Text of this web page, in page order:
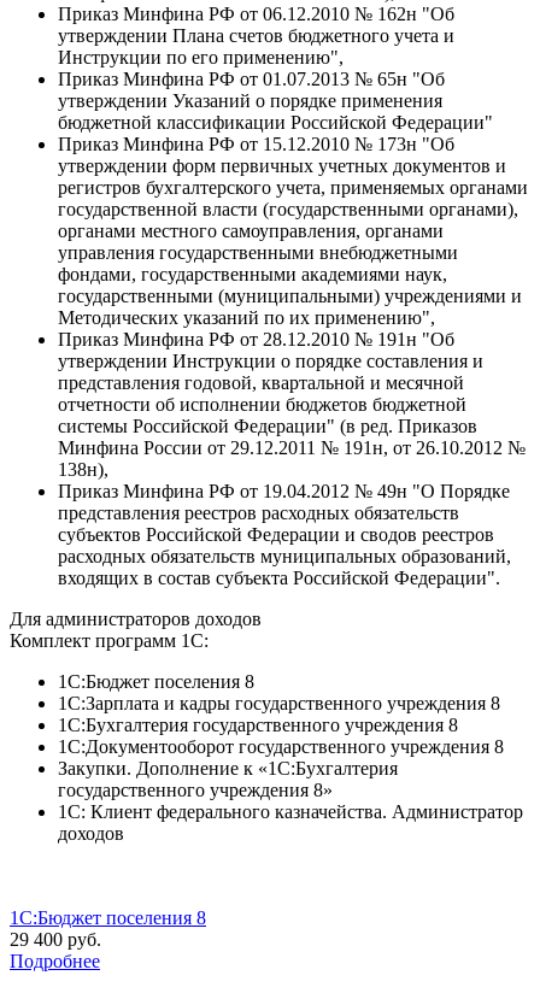
Приказ Минфина РФ от 06.12.2010 № 162н "Об
утверждении Плана счетов бюджетного учета и
Инструкции по его применению",
Приказ Минфина РФ от 01.07.2013 № 65н "Об
утверждении Указаний о порядке применения
бюджетной классификации Российской Федерации"
Приказ Минфина РФ от 15.12.2010 № 173н "Об
утверждении форм первичных учетных документов и
регистров бухгалтерского учета, применяемых органами
государственной власти (государственными органами),
органами местного самоуправления, органами
управления государственными внебюджетными
фондами, государственными академиями наук,
государственными (муниципальными) учреждениями и
Методических указаний по их применению",
Приказ Минфина РФ от 28.12.2010 № 191н "Об
утверждении Инструкции о порядке составления и
представления годовой, квартальной и месячной
отчетности об исполнении бюджетов бюджетной
системы Российской Федерации" (в ред. Приказов
Минфина России от 29.12.2011 № 191н, от 26.10.2012 №
138н),
Приказ Минфина РФ от 19.04.2012 № 49н "О Порядке
представления реестров расходных обязательств
субъектов Российской Федерации и сводов реестров
расходных обязательств муниципальных образований,
входящих в состав субъекта Российской Федерации".
Для администраторов доходов
Комплект программ 1С:
1С:Бюджет поселения 8
1С:Зарплата и кадры государственного учреждения 8
1С:Бухгалтерия государственного учреждения 8
1С:Документооборот государственного учреждения 8
Закупки. Дополнение к «1С:Бухгалтерия
государственного учреждения 8»
1С: Клиент федерального казначейства. Администратор
доходов
1С:Бюджет поселения 8
29 400 руб.
Подробнее